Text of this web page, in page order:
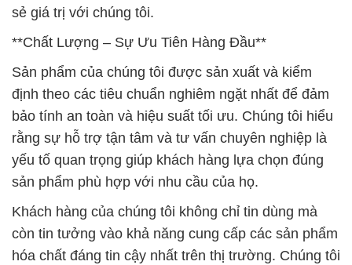
sẻ giá trị với chúng tôi.
**Chất Lượng – Sự Ưu Tiên Hàng Đầu**
Sản phẩm của chúng tôi được sản xuất và kiểm
định theo các tiêu chuẩn nghiêm ngặt nhất để đảm
bảo tính an toàn và hiệu suất tối ưu. Chúng tôi hiểu
rằng sự hỗ trợ tận tâm và tư vấn chuyên nghiệp là
yếu tố quan trọng giúp khách hàng lựa chọn đúng
sản phẩm phù hợp với nhu cầu của họ.
Khách hàng của chúng tôi không chỉ tin dùng mà
còn tin tưởng vào khả năng cung cấp các sản phẩm
hóa chất đáng tin cậy nhất trên thị trường. Chúng tôi